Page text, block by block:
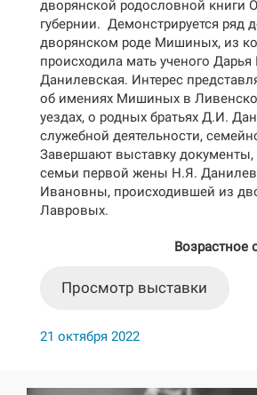
дворянской родословной книги
губернии. Демонстрируется ряд
дворянском роде Мишиных, из
происходила мать ученого
Данилевская. Интерес
об имениях Мишиных в
уездах, о родных братьях Д.И.
служебной деятельности,
Завершают выставку
семьи первой жены Н.Я.
Ивановны, происходившей из
Лавровых.
Возрастное
Просмотр выставки
21 октября 2022